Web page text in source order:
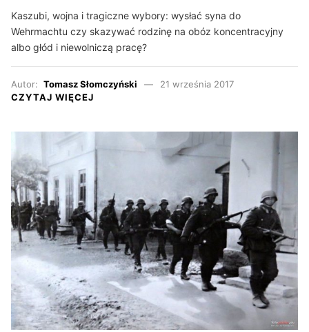
Kaszubi, wojna i tragiczne wybory: wysłać syna do
Wehrmachtu czy skazywać rodzinę na obóz koncentracyjny
albo głód i niewolniczą pracę?
Autor: Tomasz Słomczyński
21 września 2017
CZYTAJ WIĘCEJ